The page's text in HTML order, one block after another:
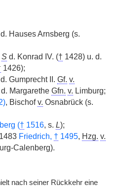
Hauses Arnsberg (s.
S d. Konrad IV. († 1428) u. d.
1426);
Gumprecht II. Gf. v.
Margarethe Gfn. v. Limburg;
, Bischofv. Osnabrück (s.
(† 1516, s. L);
1483 Friedrich, † 1495, Hzg. v.
Calenberg).
nach seiner Rückkehr eine